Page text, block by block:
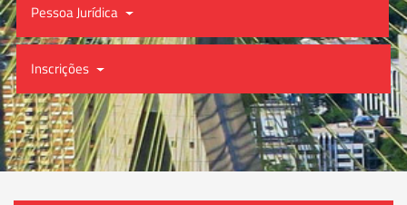
Pessoa Jurídica
Inscrições